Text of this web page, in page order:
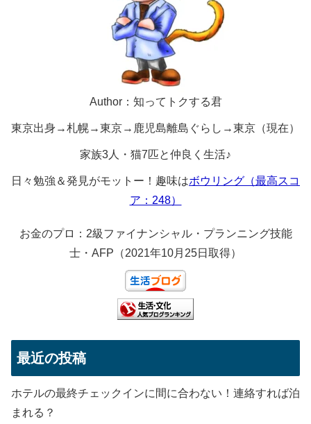
Author：知ってトクする君
東京出身→札幌→東京→鹿児島離島ぐらし→東京（現在）
家族3人・猫7匹と仲良く生活♪
日々勉強＆発見がモットー！趣味はボウリング（最高スコ
ア：248）
お金のプロ：2級ファイナンシャル・プランニング技能
士・AFP（2021年10月25日取得）
最近の投稿
ホテルの最終チェックインに間に合わない！連絡すれば泊
まれる？